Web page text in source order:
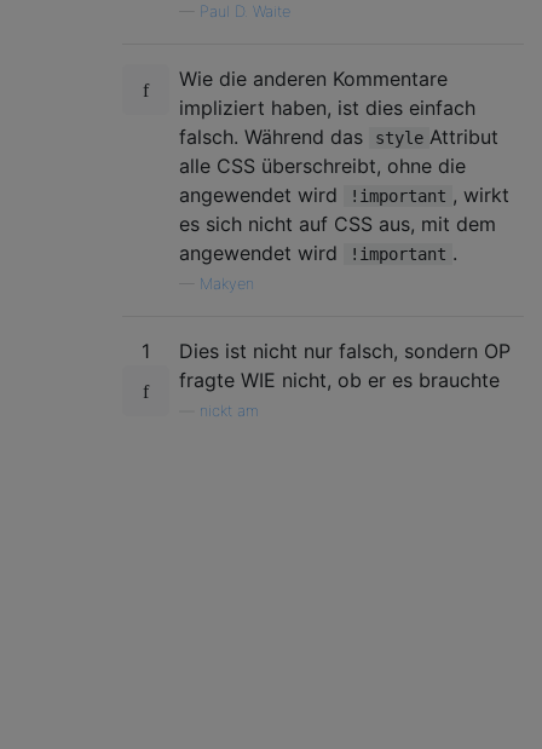
Paul D. Waite
Wie die anderen Kommentare
impliziert haben, ist dies einfach
falsch. Während das
style Attribut
alle CSS überschreibt, ohne die
angewendet wird
!important , wirkt
es sich nicht auf CSS aus, mit dem
angewendet wird
!important .
Makyen
1
Dies ist nicht nur falsch, sondern OP
fragte WIE nicht, ob er es brauchte
nickt am